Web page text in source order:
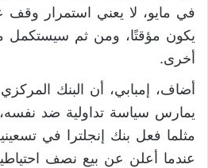
في مايو، لا يعني استمرار وقف
يكون مؤقتًا، ومن ثم سيستكمل
أخرى.
أضاف، إمبابي، أن البنك
يمارس سياسة تداولية ضد نفسه،
مثلما فعل بنك إنجلترا في
عندما أعلن عن بيع نصف